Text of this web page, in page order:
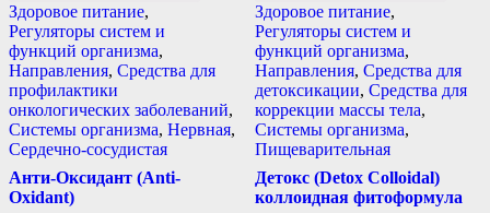
Здоровое питание,
Регуляторы систем и
функций организма,
Направления, Средства для
профилактики
онкологических заболеваний,
Системы организма, Нервная,
Сердечно-сосудистая
Анти-Оксидант (Anti-
Oxidant)
Здоровое питание,
Регуляторы систем и
функций организма,
Направления, Средства для
детоксикации, Средства для
коррекции массы тела,
Системы организма,
Пищеварительная
Детокс (Detox Colloidal)
коллоидная фитоформула